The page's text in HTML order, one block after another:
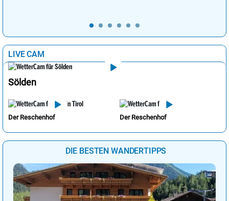
LIVE CAM
Sölden
Der Reschenhof Der Reschenhof
DIE BESTEN WANDERTIPPS